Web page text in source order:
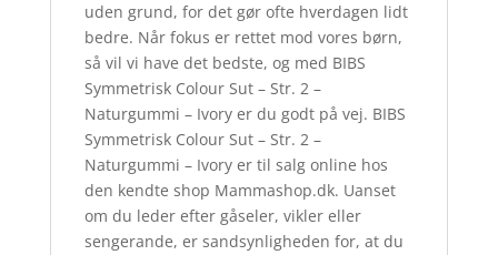
uden grund, for det gør ofte hverdagen lidt
bedre. Når fokus er rettet mod vores børn,
så vil vi have det bedste, og med BIBS
Symmetrisk Colour Sut – Str. 2 –
Naturgummi – Ivory er du godt på vej. BIBS
Symmetrisk Colour Sut – Str. 2 –
Naturgummi – Ivory er til salg online hos
den kendte shop Mammashop.dk. Uanset
om du leder efter gåseler, vikler eller
sengerande, er sandsynligheden for, at du